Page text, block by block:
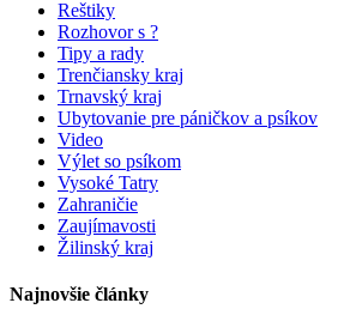
Reštiky
Rozhovor s ?
Tipy a rady
Trenčiansky kraj
Trnavský kraj
Ubytovanie pre páničkov a psíkov
Video
Výlet so psíkom
Vysoké Tatry
Zahraničie
Zaujímavosti
Žilinský kraj
Najnovšie články